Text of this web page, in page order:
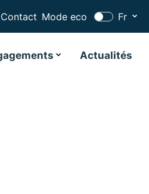
Contact Mode eco Fr
Actualités